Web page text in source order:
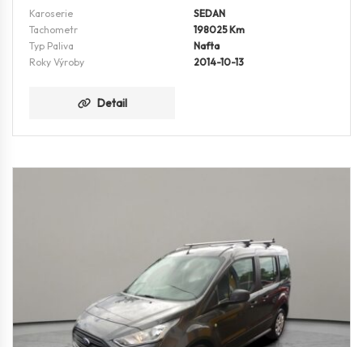
Karoserie
SEDAN
Tachometr
198025 Km
Typ Paliva
Nafta
Roky Výroby
2014-10-13
Detail